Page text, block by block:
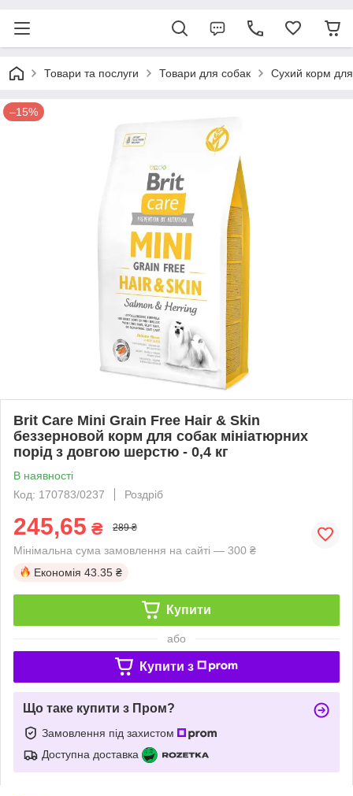
Товари та послуги Товари для собак Сухий корм
–15%
Brit Care Mini Grain Free Hair & Skin
беззерновой корм для собак мініатюрних
порід з довгою шерстю - 0,4 кг
В наявності
Код: 170783/0237
Роздріб
245,65 ₴ 289 ₴
Мінімальна сума замовлення на сайті — 300 ₴
Економія 43.35 ₴
Купити
або
Купити з
Що таке купити з Пром?
Замовлення під захистом
Доступна доставка